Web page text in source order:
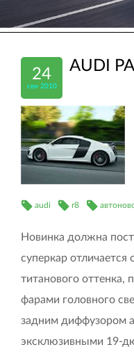
24
сен 2010
AUDI
audi r8
Новинка должна
суперкар
титанового оттенка,
фарами головного
задним диффузором
эксклюзивными 19-